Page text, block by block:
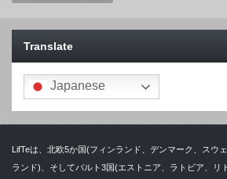
Translate
Japanese
LifTeは、北欧5か国(フィンランド、デンマーク、スウ
ランド)、そしてバルト3国(エストニア、ラトビア、リ